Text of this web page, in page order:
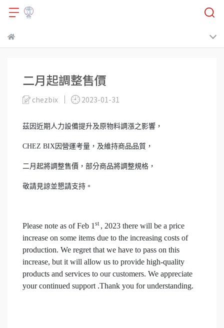
二月起調整售價
chezbix 2023-01-31
茲因近期人力設備提升及原物料調漲之影響，
CHEZ BIX因營運考量，及維持商品品質，
二月起將調整售價，部分商品將調整規格，
敬請見諒並懇請支持。
Please note as of Feb 1 st , 2023 there will be a price
increase on some items due to the increasing costs of
production. We regret that we have to pass on this
increase, but it will allow us to provide high-quality
products and services to our customers. We appreciate
your continued support .Thank you for understanding.